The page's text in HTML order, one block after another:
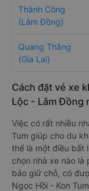
Thành Công
(Lâm Đồng)
Quang Thắng
(Gia Lai)
Cách đặt vé xe
Lộc - Lâm Đồng
Việc có rất nhiều
Tum giúp cho du
thể là một điều bất
chọn nhà xe nào là
bảo giữ chỗ, có
Ngọc Hồi - Kon